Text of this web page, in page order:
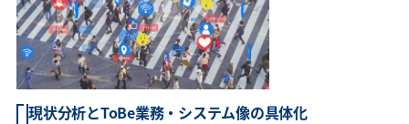
現状分析とToBe業務・システム像の具体化